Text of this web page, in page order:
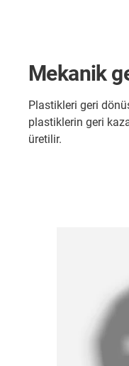
Mekanik
Plastikleri geri
plastiklerin geri
üretilir.